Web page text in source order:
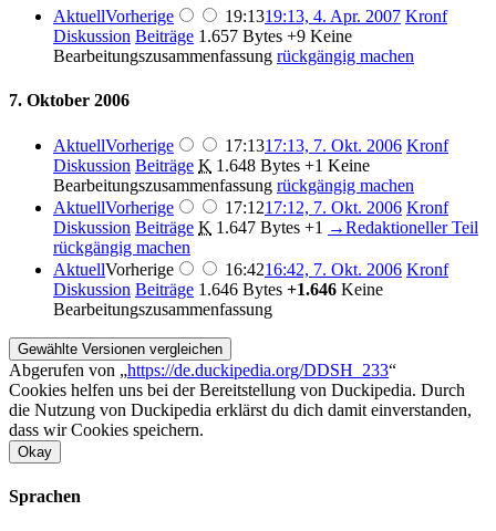
AktuellVorherige 19:1319:13, 4. Apr. 2007 Kronf
Diskussion Beiträge 1.657 Bytes +9 Keine
Bearbeitungszusammenfassung rückgängig machen
7. Oktober 2006
AktuellVorherige 17:1317:13, 7. Okt. 2006 Kronf
Diskussion Beiträge K 1.648 Bytes +1 Keine
Bearbeitungszusammenfassung rückgängig machen
AktuellVorherige 17:1217:12, 7. Okt. 2006 Kronf
Diskussion Beiträge K 1.647 Bytes +1 →Redaktioneller Teil
rückgängig machen
AktuellVorherige 16:4216:42, 7. Okt. 2006 Kronf
Diskussion Beiträge 1.646 Bytes +1.646 Keine
Bearbeitungszusammenfassung
Abgerufen von „https://de.duckipedia.org/DDSH_233“
Cookies helfen uns bei der Bereitstellung von Duckipedia. Durch
die Nutzung von Duckipedia erklärst du dich damit einverstanden,
dass wir Cookies speichern.
Okay
Sprachen